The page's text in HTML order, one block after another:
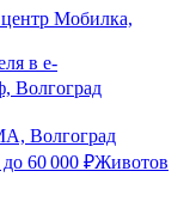
Мобилка,
в e-
Волгоград
Волгоград
до 60 000 ₽Животов